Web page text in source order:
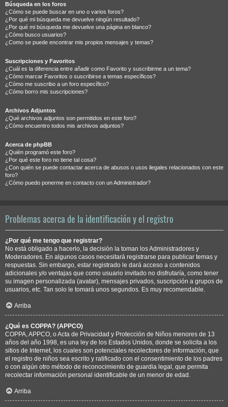
Búsqueda en los foros
¿Cómo se puede buscar en uno o varios foros?
¿Por qué mi búsqueda me devuelve ningún resultado?
¿Por qué mi búsqueda me devuelve una página en blanco?
¿Cómo busco usuarios?
¿Como se puede encontrar mis propios mensajes y temas?
Suscripciones y Favoritos
¿Cuál es la diferencia entre añadir como Favorito y suscribirme a un tema?
¿Cómo marcar Favoritos o suscribirse a temas específicos?
¿Cómo me suscribo a un foro específico?
¿Cómo borro mis suscripciones?
Archivos Adjuntos
¿Qué archivos adjuntos son permitidos en este foro?
¿Cómo encuentro todos mis archivos adjuntos?
Acerca de phpBB
¿Quién programó este foro?
¿Por qué este foro no tiene tal cosa?
¿Con quién se puede contactar acerca de abusos o usos ilegales relacionados con este
foro?
¿Cómo puedo ponerme en contacto con un Administrador?
Problemas acerca de la identificación y el registro
¿Por qué me tengo que registrar?
No está obligado a hacerlo, la decisión la toman los Administradores y
Moderadores. En algunos casos necesitará registrarse para publicar temas y
respuestas. Sin embargo, estar registrado le dará acceso a contenidos
adicionales y/o ventajas que como usuario invitado no disfrutaría, como tener
su imagen personalizada (avatar), mensajes privados, suscripción a grupos de
usuarios, etc. Tan solo le tomará unos segundos. Es muy recomendable.
Arriba
¿Qué es COPPA? (APPCO)
COPPA, APPCO, o Acta de Privacidad y Protección de Niños menores de 13
años del año 1998, es una ley de los Estados Unidos, donde se solicita a los
sitios de Internet, los cuales son potenciales recolectores de información, que
el registro de niños sea escrito y ratificado con el consentimiento de los padres
o con algún otro método de reconocimiento de guardia legal, que permita
recolectar información personal identificable de un menor de edad.
Arriba